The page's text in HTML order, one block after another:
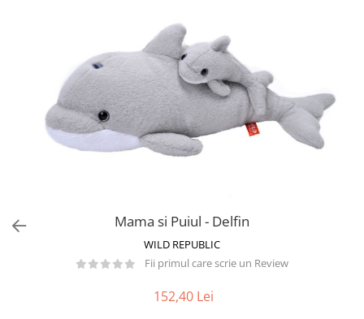
Bucătărie
Muzicale
Păpuși
Mama si Puiul - Delfin
WILD REPUBLIC
Fii primul care scrie un Review
152,40 Lei